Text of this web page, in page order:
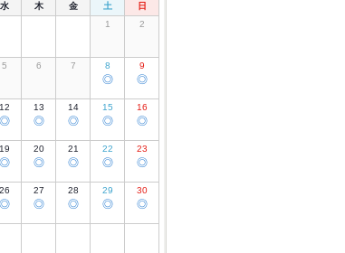
水 木 金 土
日
1
2
5 6 7 8
◎
9
◎
12
◎
13
◎
14
◎
15
◎
16
◎
19
◎
20
◎
21
◎
22
◎
23
◎
26
◎
27
◎
28
◎
29
◎
30
◎